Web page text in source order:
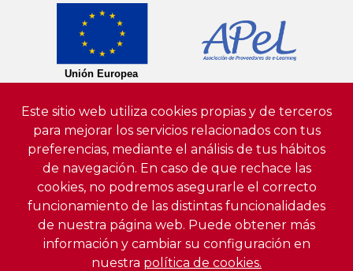
Este sitio web utiliza cookies propias y de terceros
para mejorar los servicios relacionados con tus
preferencias, mediante el análisis de tus hábitos
de navegación. En caso de que rechace las
cookies, no podremos asegurarle el correcto
funcionamiento de las distintas funcionalidades
de nuestra página web. Puede obtener más
información y cambiar su configuración en
nuestra política de cookies.